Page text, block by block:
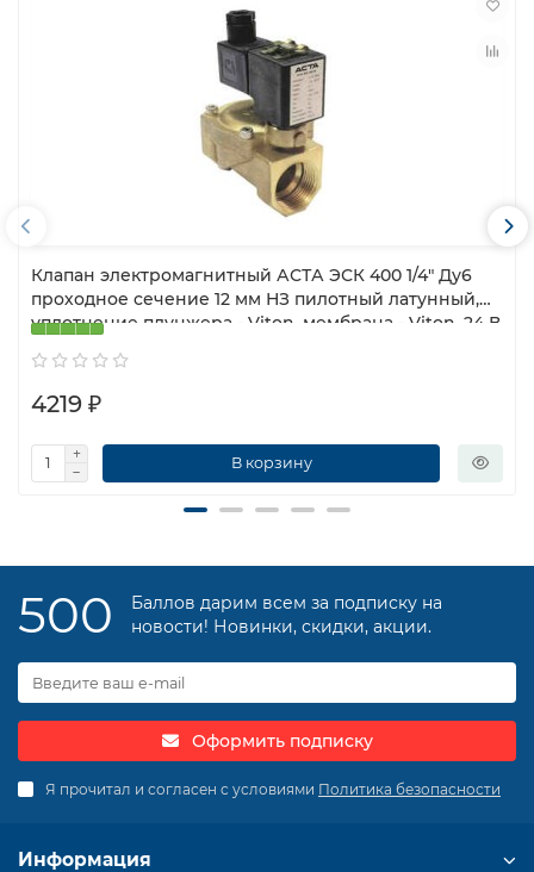
Клапан электромагнитный АСТА ЭСК 400 1/4″ Ду6
проходное сечение 12 мм НЗ пилотный латунный,
уплотнение плунжера - Viton, мембрана - Viton, 24 В
4219 ₽
В корзину
500
Баллов дарим всем за подписку на
новости! Новинки, скидки, акции.
Оформить подписку
Я прочитал и согласен с условиями Политика безопасности
Информация